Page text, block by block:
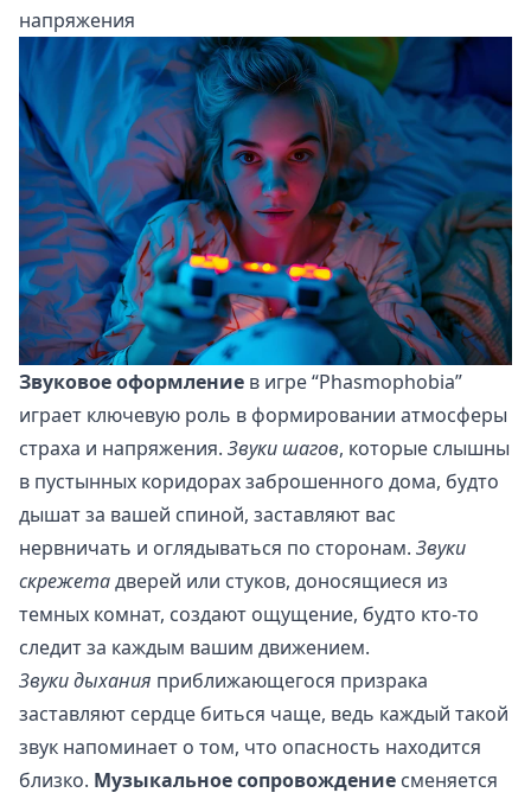
напряжения
Звуковое оформление в игре “Phasmophobia”
играет ключевую роль в формировании атмосферы
страха и напряжения. Звуки шагов, которые слышны
в пустынных коридорах заброшенного дома, будто
дышат за вашей спиной, заставляют вас
нервничать и оглядываться по сторонам. Звуки
скрежетадверей или стуков, доносящиеся из
темных комнат, создают ощущение, будто кто-то
следит за каждым вашим движением.
Звуки дыхания приближающегося призрака
заставляют сердце биться чаще, ведь каждый такой
звук напоминает о том, что опасность находится
близко. Музыкальное сопровождение сменяется